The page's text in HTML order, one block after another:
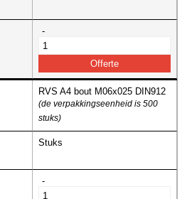
-
RVS A4 bout M06x025 DIN912
(de verpakkingseenheid is 500
stuks)
Stuks
-